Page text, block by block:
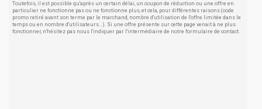
Toutefois, il est possible qu'après un certain délai, un coupon de réduction ou une offre en
particulier ne fonctionne pas ou ne fonctionne plus, et cela, pour différentes raisons (code
promo retiré avant son terme par le marchand, nombre d'utilisation de l'offre limitée dans le
temps ou en nombre d'utilisateurs...). Si une offre présente sur cette page venait à ne plus
fonctionner, n'hésitez pas nous l'indiquer par l'intermédiaire de notre formulaire de contact.